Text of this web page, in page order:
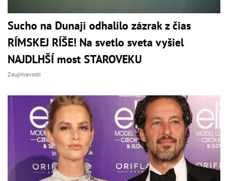
Sucho na Dunaji odhalilo zázrak z čias
RÍMSKEJ RÍŠE! Na svetlo sveta vyšiel
NAJDLHŠÍ most STAROVEKU
Zaujímavosti